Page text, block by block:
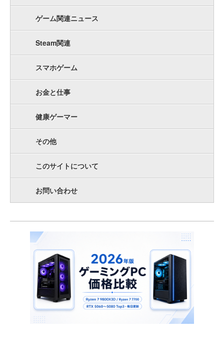
ゲーム関連ニュース
Steam関連
スマホゲーム
お金と仕事
健康ゲーマー
その他
このサイトについて
お問い合わせ